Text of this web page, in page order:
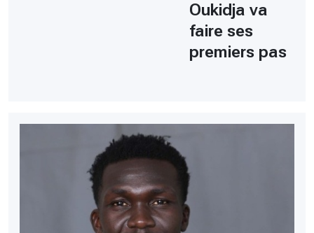
Oukidja va
faire ses
premiers pas